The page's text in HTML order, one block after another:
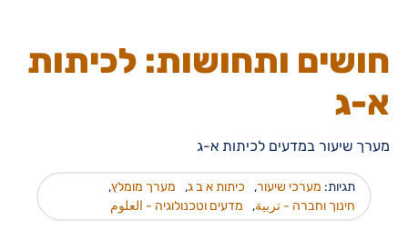
חושים ותחושות: לכיתות
א-ג
מערך שיעור במדעים לכיתות א-ג
תגיות: מערכי שיעור, כיתות א ב ג, מערך מומלץ,
חינוך וחברה - تربية, מדעים וטכנולוגיה - العلوم